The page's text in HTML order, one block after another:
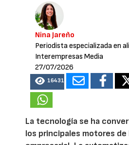
Nina Jareño
Periodista especializada en
Interempresas Media
27/07/2026
16431
La tecnología se ha
los principales motores